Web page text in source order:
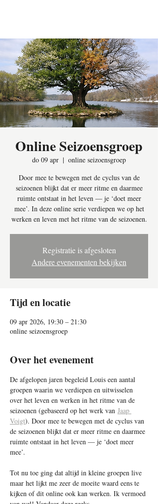
Online Seizoensgroep
do 09 apr
  |
online seizoensgroep
Door mee te bewegen met de cyclus van de
seizoenen blijkt dat er meer ritme en daarmee
ruimte ontstaat in het leven — je ‘doet meer
mee’. In deze online serie verdiepen we op het
werken en leven met het ritme van de seizoenen.
Registratie is afgesloten
Andere evenementen bekijken
Tijd en locatie
09 apr 2026, 19:30 – 21:30
online seizoensgroep
Over het evenement
De afgelopen jaren begeleid Louis een aantal
groepen waarin we verdiepen en uitwisselen
over het leven en werken in het ritme van de
seizoenen (gebaseerd op het werk van Jaap
Voigt). Door mee te bewegen met de cyclus van
de seizoenen blijkt dat er meer ritme en daarmee
ruimte ontstaat in het leven — je ‘doet meer
mee’.
Tot nu toe ging dat altijd in kleine groepen live
maar het lijkt me zeer de moeite waard eens te
kijken of dit online ook kan werken. Ik vermoed